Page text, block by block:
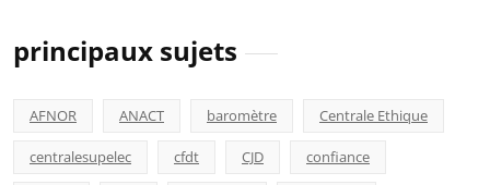
principaux sujets
AFNOR ANACT baromètre Centrale Ethique
centralesupelec cfdt CJD confiance